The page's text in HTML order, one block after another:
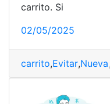
carrito. Si
02/05/2025
carrito,Evitar,Nueva,